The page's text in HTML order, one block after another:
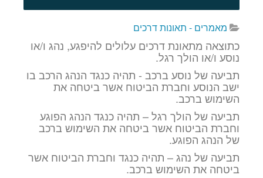
מאמרים - תאונות דרכים
כתוצאה מתאונת דרכים עלולים להיפגע, נהג ו/או
נוסע ו/או הולך רגל.
תביעה של נוסע ברכב - תהיה כנגד הנהג הרכב בו
ישב הנוסע וחברת הביטוח אשר ביטחה את
השימוש ברכב.
תביעה של הולך רגל – תהיה כנגד הנהג הפוגע
וחברת הביטוח אשר ביטחה את השימוש ברכב
של הנהג הפוגע.
תביעה של נהג – תהיה כנגד וחברת הביטוח אשר
ביטחה את השימוש ברכב.